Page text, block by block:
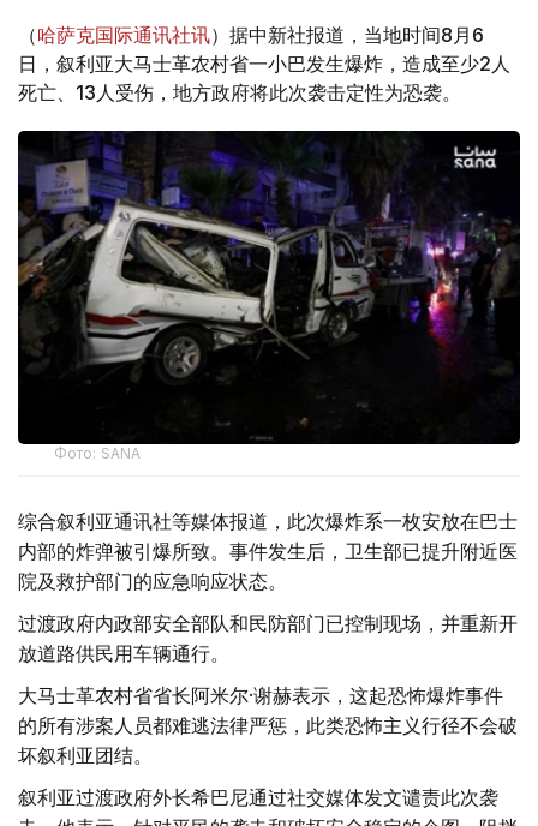
（哈萨克国际通讯社讯）据中新社报道，当地时间8月6
日，叙利亚大马士革农村省一小巴发生爆炸，造成至少2人
死亡、13人受伤，地方政府将此次袭击定性为恐袭。
Фото: SANA
综合叙利亚通讯社等媒体报道，此次爆炸系一枚安放在巴士
内部的炸弹被引爆所致。事件发生后，卫生部已提升附近医
院及救护部门的应急响应状态。
过渡政府内政部安全部队和民防部门已控制现场，并重新开
放道路供民用车辆通行。
大马士革农村省省长阿米尔·谢赫表示，这起恐怖爆炸事件
的所有涉案人员都难逃法律严惩，此类恐怖主义行径不会破
坏叙利亚团结。
叙利亚过渡政府外长希巴尼通过社交媒体发文谴责此次袭